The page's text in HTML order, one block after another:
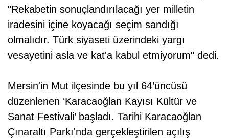
"Rekabetin sonuçlandırılacağı yer milletin
iradesini içine koyacağı seçim sandığı
olmalıdır. Türk siyaseti üzerindeki yargı
vesayetini asla ve kat'a kabul etmiyorum" dedi.
Mersin'in Mut ilçesinde bu yıl 64’üncüsü
düzenlenen ‘Karacaoğlan Kayısı Kültür ve
Sanat Festivali’ başladı. Tarihi Karacaoğlan
Çınaraltı Parkı'nda gerçekleştirilen açılış